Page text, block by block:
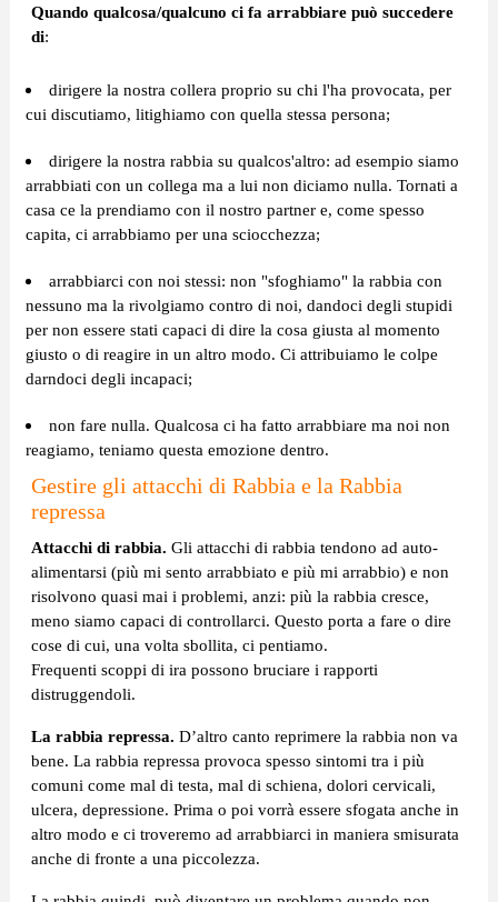
Quando qualcosa/qualcuno ci fa arrabbiare può succedere
di:
dirigere la nostra collera proprio su chi l'ha provocata, per
cui discutiamo, litighiamo con quella stessa persona;
dirigere la nostra rabbia su qualcos'altro: ad esempio siamo
arrabbiati con un collega ma a lui non diciamo nulla. Tornati a
casa ce la prendiamo con il nostro partner e, come spesso
capita, ci arrabbiamo per una sciocchezza;
arrabbiarci con noi stessi: non "sfoghiamo" la rabbia con
nessuno ma la rivolgiamo contro di noi, dandoci degli stupidi
per non essere stati capaci di dire la cosa giusta al momento
giusto o di reagire in un altro modo. Ci attribuiamo le colpe
darndoci degli incapaci;
non fare nulla. Qualcosa ci ha fatto arrabbiare ma noi non
reagiamo, teniamo questa emozione dentro.
Gestire gli attacchi di Rabbia e la Rabbia
repressa
Attacchi di rabbia. Gli attacchi di rabbia tendono ad auto-
alimentarsi (più mi sento arrabbiato e più mi arrabbio) e non
risolvono quasi mai i problemi, anzi: più la rabbia cresce,
meno siamo capaci di controllarci. Questo porta a fare o dire
cose di cui, una volta sbollita, ci pentiamo.
Frequenti scoppi di ira possono bruciare i rapporti
distruggendoli.
La rabbia repressa. D’altro canto reprimere la rabbia non va
bene. La rabbia repressa provoca spesso sintomi tra i più
comuni come mal di testa, mal di schiena, dolori cervicali,
ulcera, depressione. Prima o poi vorrà essere sfogata anche in
altro modo e ci troveremo ad arrabbiarci in maniera smisurata
anche di fronte a una piccolezza.